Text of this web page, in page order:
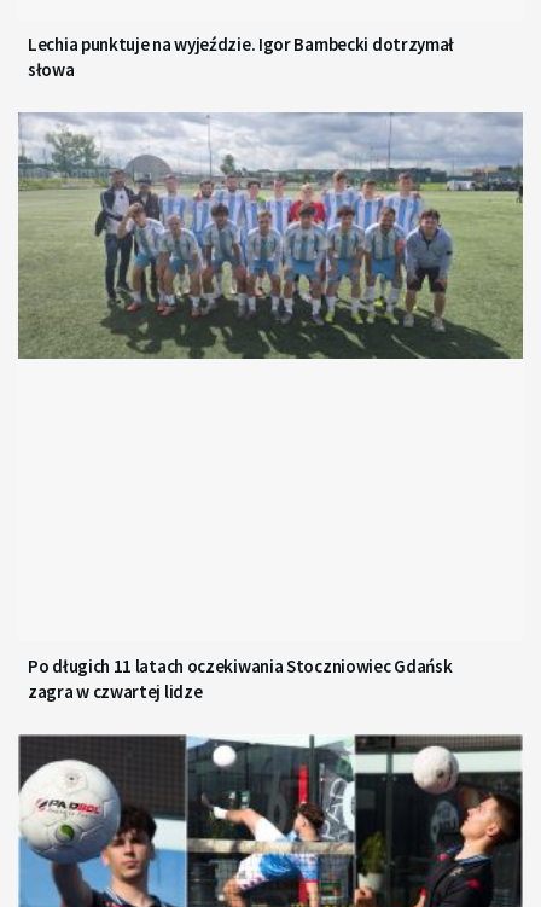
Lechia punktuje na wyjeździe. Igor Bambecki dotrzymał
słowa
Po długich 11 latach oczekiwania Stoczniowiec Gdańsk
zagra w czwartej lidze